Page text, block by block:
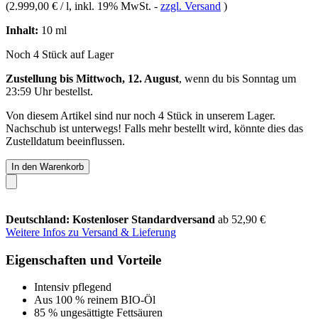
(2.999,00 € / l, inkl. 19% MwSt. - zzgl. Versand )
Inhalt: 10 ml
Noch 4 Stück auf Lager
Zustellung bis Mittwoch, 12. August, wenn du bis Sonntag um
23:59 Uhrbestellst.
Von diesem Artikel sind nur noch 4 Stück in unserem Lager.
Nachschub ist unterwegs! Falls mehr bestellt wird, könnte dies das
Zustelldatum beeinflussen.
In den Warenkorb
Deutschland: Kostenloser Standardversand ab 52,90 €
Weitere Infos zu Versand & Lieferung
Eigenschaften und Vorteile
Intensiv pflegend
Aus 100 % reinem BIO-Öl
85 % ungesättigte Fettsäuren